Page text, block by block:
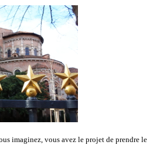
imaginez, vous avez le projet de prendre le